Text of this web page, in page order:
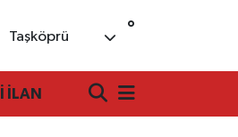
Taşköprü °
İLAN